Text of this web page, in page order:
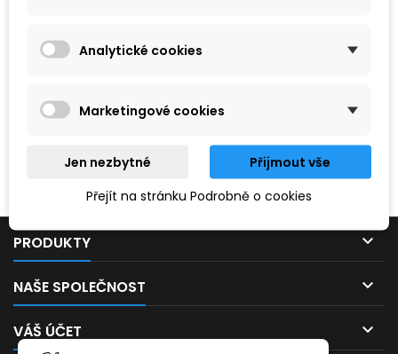
Prosím, zkuste zadat něco jiného.
PRODUKTY 
NAŠE SPOLEČNOST 
VÁŠ ÚČET 
Analytické cookies
Marketingové cookies
Jen nezbytné
Přijmout vše
Přejít na stránku Podrobně o cookies